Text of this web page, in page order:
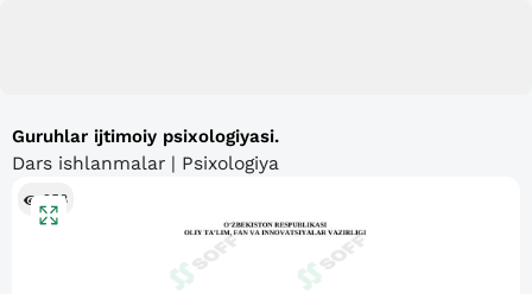
Guruhlar ijtimoiy psixologiyasi.
Dars ishlanmalar | Psixologiya
258